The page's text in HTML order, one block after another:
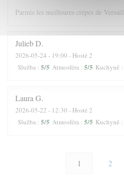
Parmis les meilleures crèpes de
JuliebD
2026-05-24 - 19:00 - Hosté 2
Služba : 5/5 Atmosféra : 5/5 Kuchyně :
Laura G
2026-05-22 - 12:30 - Hosté 2
Služba : 5/5 Atmosféra : 5/5 Kuchyně :
1 2